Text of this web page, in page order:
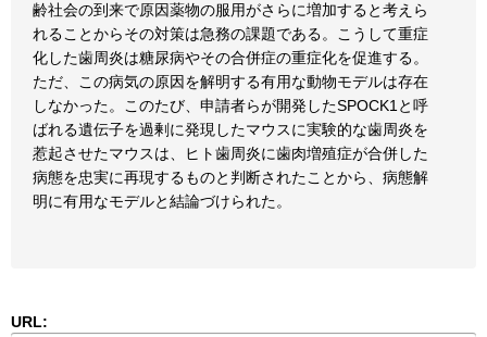
齢社会の到来で原因薬物の服用がさらに増加すると考えら
れることからその対策は急務の課題である。こうして重症
化した歯周炎は糖尿病やその合併症の重症化を促進する。
ただ、この病気の原因を解明する有用な動物モデルは存在
しなかった。このたび、申請者らが開発したSPOCK1と呼
ばれる遺伝子を過剰に発現したマウスに実験的な歯周炎を
惹起させたマウスは、ヒト歯周炎に歯肉増殖症が合併した
病態を忠実に再現するものと判断されたことから、病態解
明に有用なモデルと結論づけられた。
URL: